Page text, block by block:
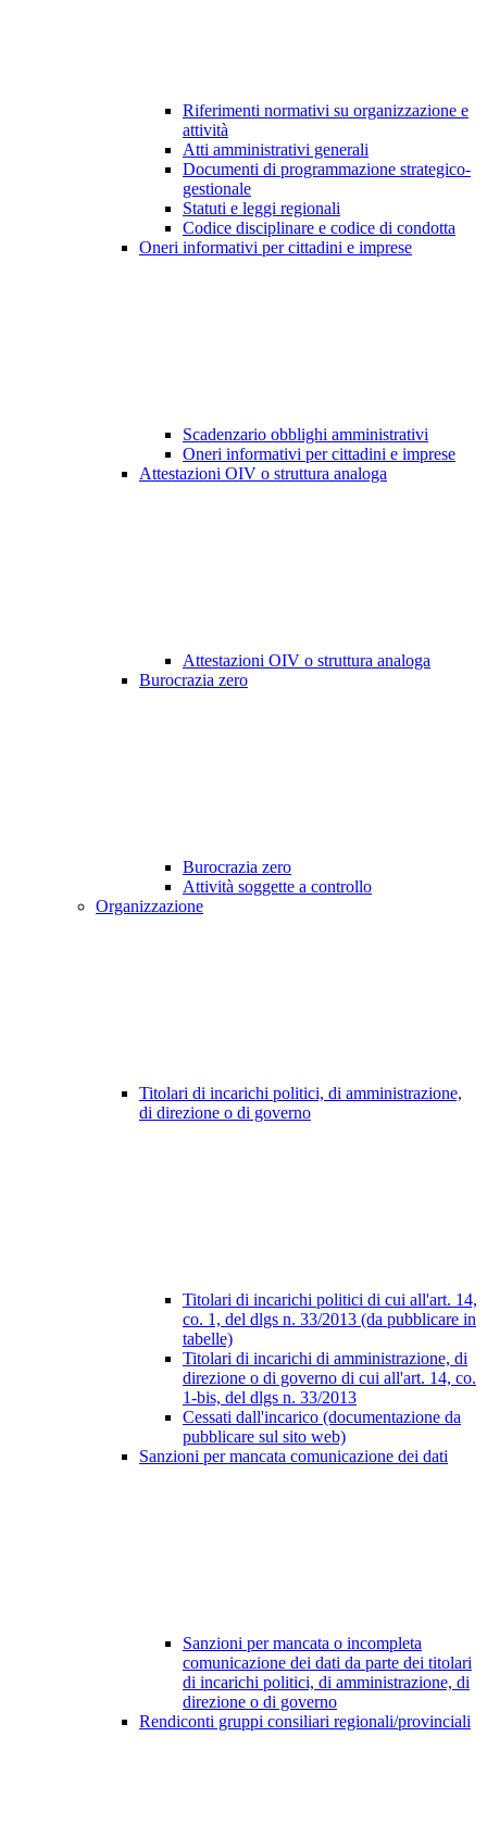
Riferimenti normativi su organizzazione e
attività
Atti amministrativi generali
Documenti di programmazione strategico-
gestionale
Statuti e leggi regionali
Codice disciplinare e codice di condotta
Oneri informativi per cittadini e imprese
Scadenzario obblighi amministrativi
Oneri informativi per cittadini e imprese
Attestazioni OIV o struttura analoga
Attestazioni OIV o struttura analoga
Burocrazia zero
Burocrazia zero
Attività soggette a controllo
Organizzazione
Titolari di incarichi politici, di amministrazione,
di direzione o di governo
Titolari di incarichi politici di cui all'art. 14,
co. 1, del dlgs n. 33/2013 (da pubblicare in
tabelle)
Titolari di incarichi di amministrazione, di
direzione o di governo di cui all'art. 14, co.
1-bis, del dlgs n. 33/2013
Cessati dall'incarico (documentazione da
pubblicare sul sito web)
Sanzioni per mancata comunicazione dei dati
Sanzioni per mancata o incompleta
comunicazione dei dati da parte dei titolari
di incarichi politici, di amministrazione, di
direzione o di governo
Rendiconti gruppi consiliari regionali/provinciali